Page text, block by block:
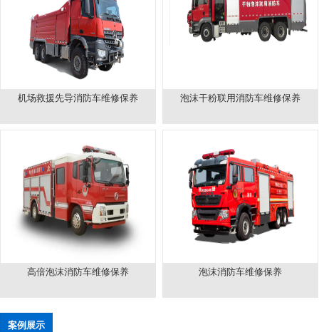
机场救援先导消防车维修保养 泡沫干粉联用消防车维修保养
高倍泡沫消防车维修保养 泡沫消防车维修保养
案例展示